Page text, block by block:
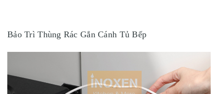
Bảo Trì Thùng Rác Gắn Cánh Tủ Bếp